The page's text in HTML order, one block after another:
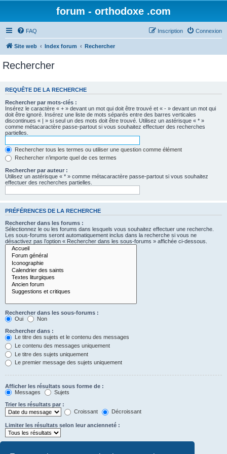
forum - orthodoxe .com
FAQ Connexion
Inscription
Site web Index forum Rechercher
Rechercher
REQUÊTE DE LA RECHERCHE
Rechercher par mots-clés :
Insérez le caractère « + » devant un mot qui doit être trouvé et « - » devant un mot qui
doit être ignoré. Insérez une liste de mots séparés entre des barres verticales
discontinues « | » si seul un des mots doit être trouvé. Utilisez un astérisque « * »
comme métacaractère passe-partout si vous souhaitez effectuer des recherches
partielles.
Rechercher tous les termes ou utiliser une question comme élément
Rechercher n’importe quel de ces termes
Rechercher par auteur :
Utilisez un astérisque « * » comme métacaractère passe-partout si vous souhaitez
effectuer des recherches partielles.
PRÉFÉRENCES DE LA RECHERCHE
Rechercher dans les forums :
Sélectionnez le ou les forums dans lesquels vous souhaitez effectuer une recherche.
Les sous-forums seront automatiquement inclus dans la recherche si vous ne
désactivez pas l’option « Rechercher dans les sous-forums » affichée ci-dessous.
Rechercher dans les sous-forums :
Oui
Non
Rechercher dans :
Le titre des sujets et le contenu des messages
Le contenu des messages uniquement
Le titre des sujets uniquement
Le premier message des sujets uniquement
Afficher les résultats sous forme de :
Messages
Sujets
Trier les résultats par :
Croissant
Décroissant
Limiter les résultats selon leur ancienneté :